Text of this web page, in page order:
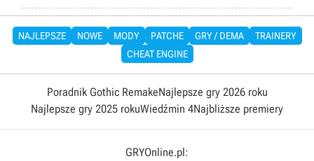
NAJLEPSZE NOWE MODY PATCHE GRY / DEMA
TRAINERY
CHEAT ENGINE
Poradnik Gothic RemakeNajlepsze gry 2026 roku
Najlepsze gry 2025 rokuWiedźmin 4Najbliższe premiery
GRYOnline.pl: